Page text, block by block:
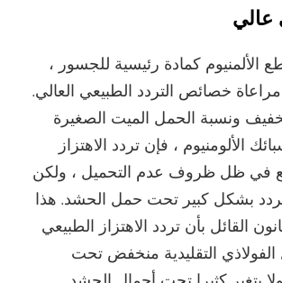
عالي
الألمنيوم كمادة رئيسية للجسور ،
خصائص التردد الطبيعي العالي.
ونسبة الحمل الميت الصغيرة
الألومنيوم ، فإن تردد الاهتزاز
في ظل ظروف عدم التحميل ، ولكن
بشكل كبير تحت حمل الحشد. هذا
القائل بأن تردد الاهتزاز الطبيعي
التقليدية منخفض تحت